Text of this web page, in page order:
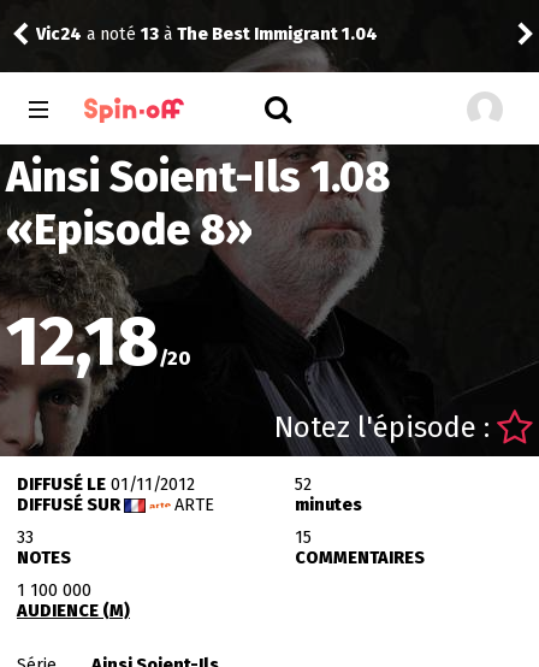
Drannocka noté 13àThe Ninth Jedi 1.03
Ainsi Soient-Ils 1.08
«Episode 8»
12,18/20
Notez l'épisode :
DIFFUSÉ LE01/11/2012
DIFFUSÉ SUR
ARTE
52
minutes
33
NOTES
15
COMMENTAIRES
1 100 000
AUDIENCE (M)